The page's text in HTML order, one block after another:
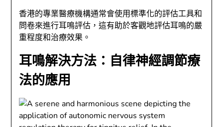
香港的專業醫療機構通常會使用標準化的評估工具和
問卷來進行耳鳴評估，這有助於客觀地評估耳鳴的嚴
重程度和治療效果。
耳鳴解決方法：自律神經調節療
法的應用